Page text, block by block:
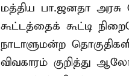
மத்திய பா.ஜனதா
கூட்டத்தைக் கூட்டி
நாடாளுமன்ற
விவகாரம் குறித்து